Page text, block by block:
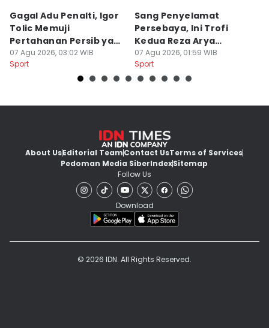
Gagal Adu Penalti, Igor
Tolic Memuji
Pertahanan Persib yang
Solid
07 Agu 2026, 03:02 WIB
Sport
Sang Penyelamat
Persebaya, Ini Trofi
Kedua Reza Arya
Bersama Tavares
07 Agu 2026, 01:59 WIB
Sport
About UsEditorial TeamContact UsTerms of Services
Pedoman Media SiberIndexSitemap
Follow Us
Download
© 2026 IDN. All Rights Reserved.